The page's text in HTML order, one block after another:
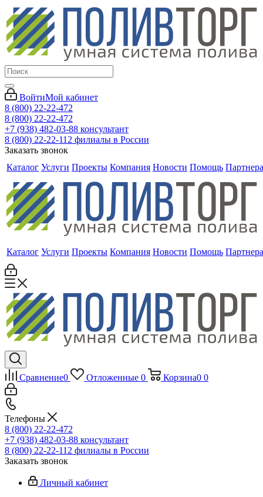
ВойтиМой кабинет
8 (800) 22-22-472
8 (800) 22-22-472
+7 (938) 482-03-88 консультант
8 (800) 22-22-112 филиалы в России
Заказать звонок
Каталог Услуги Проекты Компания Новости Помощь
Каталог Услуги Проекты Компания Новости Помощь
Сравнение0 Отложенные 0 Корзина0 0
Телефоны
8 (800) 22-22-472
+7 (938) 482-03-88 консультант
8 (800) 22-22-112 филиалы в России
Заказать звонок
Личный кабинет